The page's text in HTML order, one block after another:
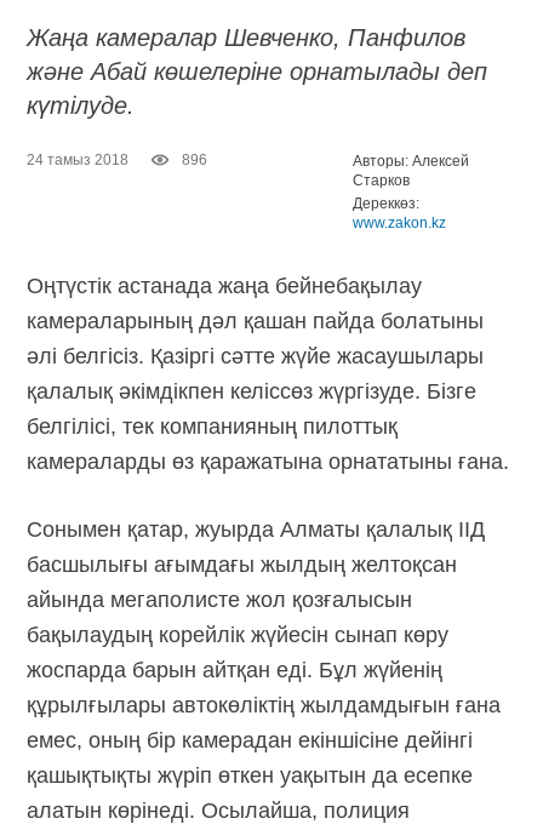
Жаңа камералар Шевченко, Панфилов
және Абай көшелеріне орнатылады деп
күтілуде.
24 тамыз 2018 896
Авторы: Алексей
Старков
Дереккөз:
www.zakon.kz
Оңтүстік астанада жаңа бейнебақылау
камераларының дәл қашан пайда болатыны
әлі белгісіз. Қазіргі сәтте жүйе жасаушылары
қалалық әкімдікпен келіссөз жүргізуде. Бізге
белгілісі, тек компанияның пилоттық
камераларды өз қаражатына орнататыны ғана.
Сонымен қатар, жуырда Алматы қалалық ІІД
басшылығы ағымдағы жылдың желтоқсан
айында мегаполисте жол қозғалысын
бақылаудың корейлік жүйесін сынап көру
жоспарда барын айтқан еді. Бұл жүйенің
құрылғылары автокөліктің жылдамдығын ғана
емес, оның бір камерадан екіншісіне дейінгі
қашықтықты жүріп өткен уақытын да есепке
алатын көрінеді. Осылайша, полиция